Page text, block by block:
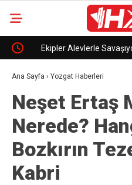
Ekipler Alevlerle Savaşıyor!
Ana Sayfa › Yozgat Haberleri
Neşet Ertaş
Nerede?
Bozkırın
Kabri